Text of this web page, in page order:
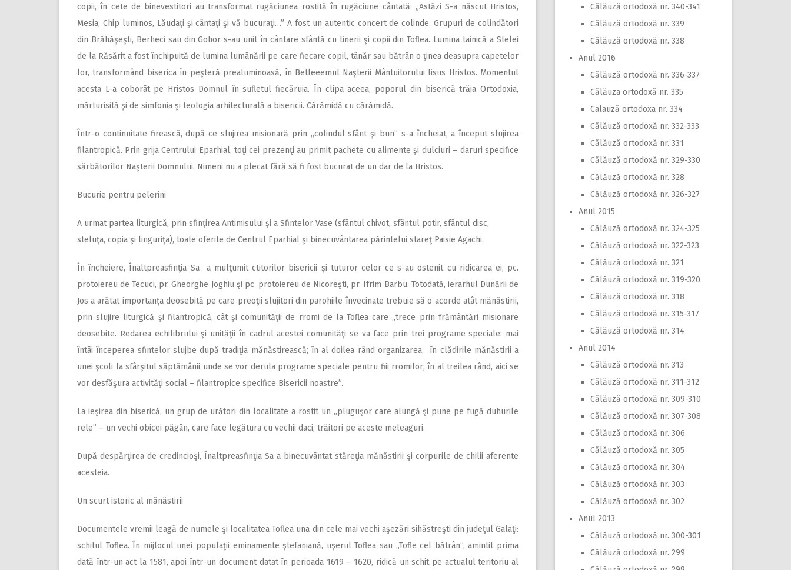
copii, în cete de binevestitori au transformat rugăciunea rostită în rugăciune cântată: „Astăzi S-a născut Hristos,
Mesia, Chip luminos, Lăudaţi şi cântaţi şi vă bucuraţi…” A fost un autentic concert de colinde. Grupuri de colindători
din Brăhăşeşti, Berheci sau din Gohor s-au unit în cântare sfântă cu tinerii şi copii din Toflea. Lumina tainică a Stelei
de la Răsărit a fost închipuită de lumina lumânării pe care fiecare copil, tânăr sau bătrân o ţinea deasupra capetelor
lor, transformând biserica în peşteră prealuminoasă, în Betleeemul Naşterii Mântuitorului Iisus Hristos. Momentul
acesta L-a coborât pe Hristos Domnul în sufletul fiecăruia. În clipa aceea, poporul din biserică trăia Ortodoxia,
mărturisită şi de simfonia şi teologia arhitecturală a bisericii. Cărămidă cu cărămidă.
Într-o continuitate firească, după ce slujirea misionară prin „colindul sfânt şi bun” s-a încheiat, a început slujirea
filantropică. Prin grija Centrului Eparhial, toţi cei prezenţi au primit pachete cu alimente şi dulciuri – daruri specifice
sărbătorilor Naşterii Domnului. Nimeni nu a plecat fără să fi fost bucurat de un dar de la Hristos.
Bucurie pentru pelerini
A urmat partea liturgică, prin sfinţirea Antimisului şi a Sfintelor Vase (sfântul chivot, sfântul potir, sfântul disc,
steluţa, copia şi linguriţa), toate oferite de Centrul Eparhial şi binecuvântarea părintelui stareţ Paisie Agachi.
În încheiere, Înaltpreasfinţia Sa a mulţumit ctitorilor bisericii şi tuturor celor ce s-au ostenit cu ridicarea ei, pc.
protoiereu de Tecuci, pr. Gheorghe Joghiu şi pc. protoiereu de Nicoreşti, pr. Ifrim Barbu. Totodată, ierarhul Dunării de
Jos a arătat importanţa deosebită pe care preoţii slujitori din parohiile învecinate trebuie să o acorde atât mănăstirii,
prin slujire liturgică şi filantropică, cât şi comunităţii de rromi de la Toflea care „trece prin frământări misionare
deosebite. Redarea echilibrului şi unităţii în cadrul acestei comunităţi se va face prin trei programe speciale: mai
întâi începerea sfintelor slujbe după tradiţia mănăstirească; în al doilea rând organizarea, în clădirile mănăstirii a
unei şcoli la sfârşitul săptămânii unde se vor derula programe speciale pentru fiii rromilor; în al treilea rând, aici se
vor desfăşura activităţi social – filantropice specifice Bisericii noastre”.
La ieşirea din biserică, un grup de urători din localitate a rostit un „pluguşor care alungă şi pune pe fugă duhurile
rele” – un vechi obicei păgân, care face legătura cu vechii daci, trăitori pe aceste meleaguri.
După despărţirea de credincioşi, Înaltpreasfinţia Sa a binecuvântat stăreţia mănăstirii şi corpurile de chilii aferente
acesteia.
Un scurt istoric al mănăstirii
Documentele vremii leagă de numele şi localitatea Toflea una din cele mai vechi aşezări sihăstreşti din judeţul Galaţi:
schitul Toflea. În mijlocul unei populaţii eminamente ştefaniană, uşerul Toflea sau „Tofle cel bătrân”, amintit prima
dată într-un act la 1581, apoi într-un document datat în perioada 1619 – 1620, ridică un schit pe actualul teritoriu al
Călăuză ortodoxă nr. 340-341
Călăuză ortodoxă nr. 339
Călăuză ortodoxă nr. 338
Anul 2016
Călăuză ortodoxă nr. 336-337
Călăuza ortodoxă nr. 335
Calauză ortodoxa nr. 334
Călăuză ortodoxă nr. 332-333
Călăuză ortodoxă nr. 331
Călăuză ortodoxă nr. 329-330
Călăuză ortodoxă nr. 328
Călăuză ortodoxă nr. 326-327
Anul 2015
Călăuză ortodoxă nr. 324-325
Călăuză ortodoxă nr. 322-323
Călăuză ortodoxă nr. 321
Călăuză ortodoxă nr. 319-320
Călăuză ortodoxă nr. 318
Călăuză ortodoxă nr. 315-317
Călăuză ortodoxă nr. 314
Anul 2014
Călăuză ortodoxă nr. 313
Călăuză ortodoxă nr. 311-312
Călăuză ortodoxă nr. 309-310
Călăuză ortodoxă nr. 307-308
Călăuză ortodoxă nr. 306
Călăuză ortodoxă nr. 305
Călăuză ortodoxă nr. 304
Călăuză ortodoxă nr. 303
Călăuză ortodoxă nr. 302
Anul 2013
Călăuză ortodoxă nr. 300-301
Călăuză ortodoxă nr. 299